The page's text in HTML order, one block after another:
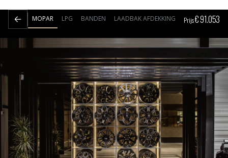
MOPAR LPG BANDEN LAADBAK AFDEKKING Prijs€91.053